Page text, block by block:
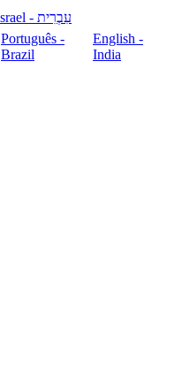
עִבְרִית - Israel
Português -
Brazil
English -
India